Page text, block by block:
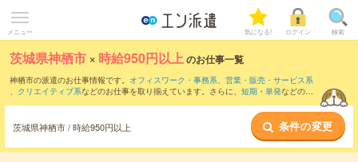
メニュー 気になる! ログイン 検索
茨城県神栖市 × 時給950円以上のお仕事一覧
神栖市の派遣のお仕事情報です。 オフィスワーク・事務系、 営業・販売・サービス系
、 クリエイティブ系などのお仕事を取り揃えています。さらに、 短期 ・ 単発などの期
時給1100円以上 ・1800円以上の求人はこちら
当サイトでは法令を遵守し、最低賃金以上の求人のみを掲載しています。
茨城県神栖市 / 時給950円以上 条件の変更